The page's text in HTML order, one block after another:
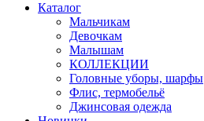
Каталог
Мальчикам
Девочкам
Малышам
КОЛЛЕКЦИИ
Головные уборы, шарфы
Флис, термобельё
Джинсовая одежда